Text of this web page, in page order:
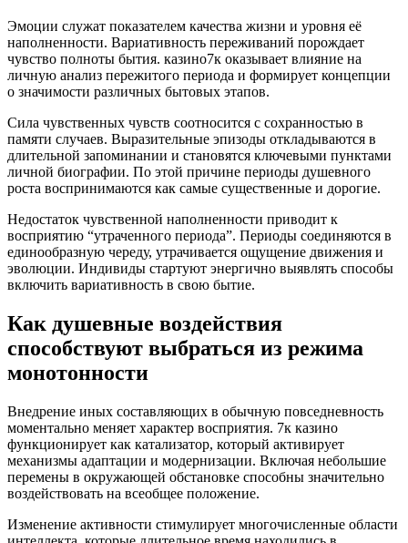
Эмоции служат показателем качества жизни и уровня её
наполненности. Вариативность переживаний порождает
чувство полноты бытия. казино7к оказывает влияние на
личную анализ пережитого периода и формирует концепции
о значимости различных бытовых этапов.
Сила чувственных чувств соотносится с сохранностью в
памяти случаев. Выразительные эпизоды откладываются в
длительной запоминании и становятся ключевыми пунктами
личной биографии. По этой причине периоды душевного
роста воспринимаются как самые существенные и дорогие.
Недостаток чувственной наполненности приводит к
восприятию “утраченного периода”. Периоды соединяются в
единообразную череду, утрачивается ощущение движения и
эволюции. Индивиды стартуют энергично выявлять способы
включить вариативность в свою бытие.
Как душевные воздействия
способствуют выбраться из режима
монотонности
Внедрение иных составляющих в обычную повседневность
моментально меняет характер восприятия. 7к казино
функционирует как катализатор, который активирует
механизмы адаптации и модернизации. Включая небольшие
перемены в окружающей обстановке способны значительно
воздействовать на всеобщее положение.
Изменение активности стимулирует многочисленные области